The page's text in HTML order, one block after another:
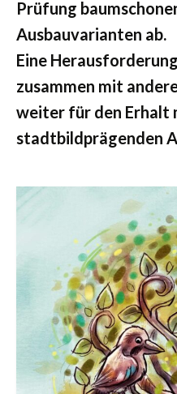
Prüfung
Ausbauvarianten ab.
Eine
zusammen mit
weiter für den Erhalt
stadtbildprägenden